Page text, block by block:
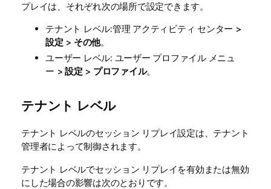
プレイは、それぞれ次の場所で設定できます。
テナント レベル:管理 アクティビティ センター >
設定 > その他。
ユーザー レベル: ユーザー プロファイル メニュ
ー > 設定 > プロファイル。
テナント レベル
テナント レベルのセッション リプレイ設定は、 テナント
管理者によって制御されます。
テナント レベルでセッション リプレイを有効または無効
にした場合の影響は次のとおりです。